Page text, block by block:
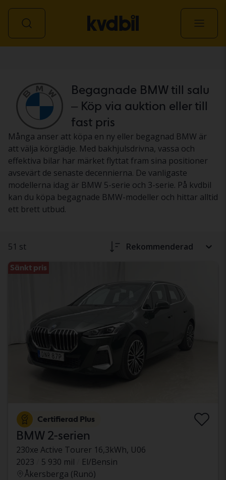
Begagnade BMW till salu
– Köp via auktion eller till
fast pris
Många anser att köpa en ny eller begagnad BMW är
att välja körglädje. Med bakhjulsdrivna, vassa och
effektiva bilar har märket flyttat fram sina positioner
avsevärt de senaste decennierna. De vanligaste
modellerna idag är BMW 5-serie och 3-serie. På kvdbil
kan du köpa begagnade BMW-modeller och hittar alltid
ett brett utbud.
51 st Rekommenderad
Sänkt pris
Certifierad Plus
BMW 2-serien
230xe Active Tourer 16,3kWh, U06
2023
5 930 mil
El/Bensin
Åkersberga (Runö)